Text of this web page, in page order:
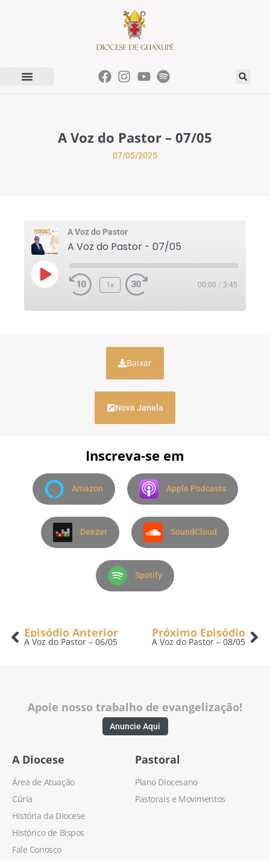
A Voz do Pastor – 07/05
07/05/2025
A Voz do Pastor
A Voz do Pastor - 07/05
1x 00:00 / 3:45
Baixar
Nova Janela
Inscreva-se em
Amazon Apple Podcasts
Deezer SoundCloud
Spotify
Episódio Anterior
A Voz do Pastor – 06/05
Próximo Episódio
A Voz do Pastor – 08/05
Apoie nosso trabalho de evangelização!
Anuncie Aqui
A Diocese
Área de Atuação
Cúria
História da Diocese
Histórico de Bispos
Fale Conosco
Pastoral
Plano Diocesano
Pastorais e Movimentos